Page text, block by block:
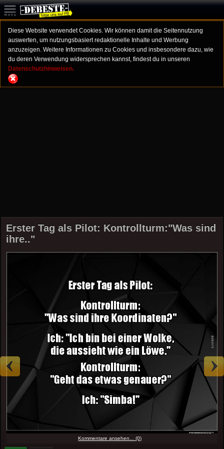
Diese Website verwendet Cookies. Wir können damit die Seitennutzung
auswerten, um nutzungsbasiert redaktionelle Inhalte und Werbung
anzuzeigen. Weitere Informationen zu Cookies und insbesondere dazu, wie
du deren Verwendung widersprechen kannst, findest du in unseren
Datenschutzhinweisen.
Erster Tag als Pilot: Kontrollturm:"Was sind
ihre.."
Kommentare ansehen... (0)